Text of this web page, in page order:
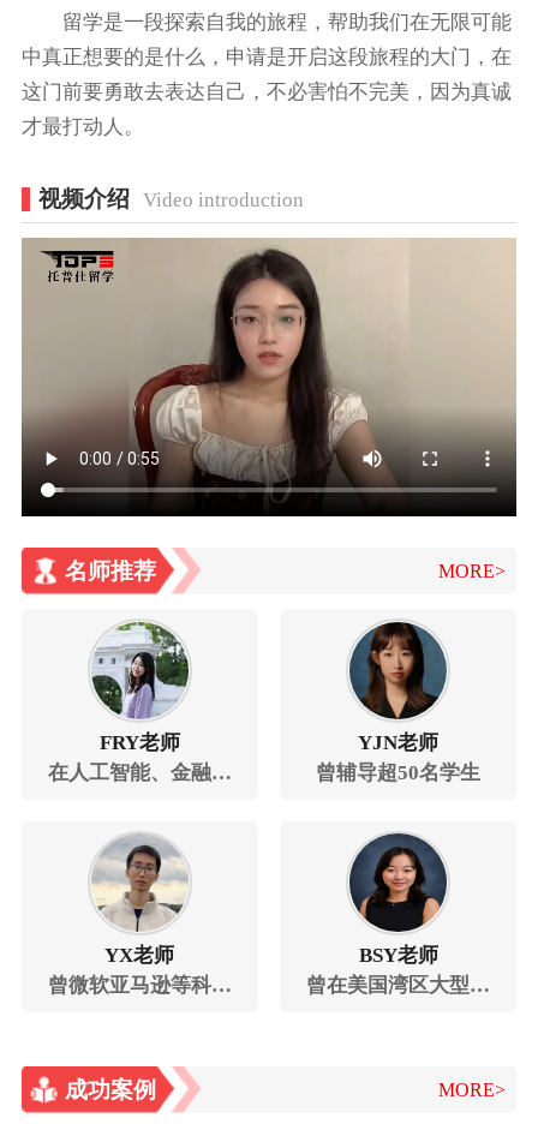
留学是一段探索自我的旅程，帮助我们在无限可能
中真正想要的是什么，申请是开启这段旅程的大门，在
这门前要勇敢去表达自己，不必害怕不完美，因为真诚
才最打动人。
视频介绍 Video introduction
名师推荐 MORE>
FRY老师
在人工智能、金融量
富的职业经验
YJN老师
曾辅导超50名学生
YX老师
曾微软亚马逊等科技
BSY老师
曾在美国湾区大型科
成功案例 MORE>